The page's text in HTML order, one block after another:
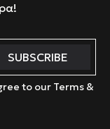
to our Terms &